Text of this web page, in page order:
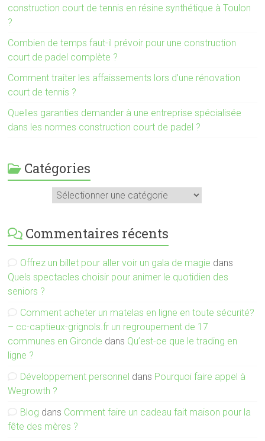
construction court de tennis en résine synthétique à Toulon
?
Combien de temps faut-il prévoir pour une construction
court de padel complète ?
Comment traiter les affaissements lors d’une rénovation
court de tennis ?
Quelles garanties demander à une entreprise spécialisée
dans les normes construction court de padel ?
Catégories
Commentaires récents
Offrez un billet pour aller voir un gala de magie dans
Quels spectacles choisir pour animer le quotidien des
seniors ?
Comment acheter un matelas en ligne en toute sécurité?
– cc-captieux-grignols.fr un regroupement de 17
communes en Gironde dans Qu’est-ce que le trading en
ligne ?
Développement personnel dans Pourquoi faire appel à
Wegrowth ?
Blog dans Comment faire un cadeau fait maison pour la
fête des mères ?